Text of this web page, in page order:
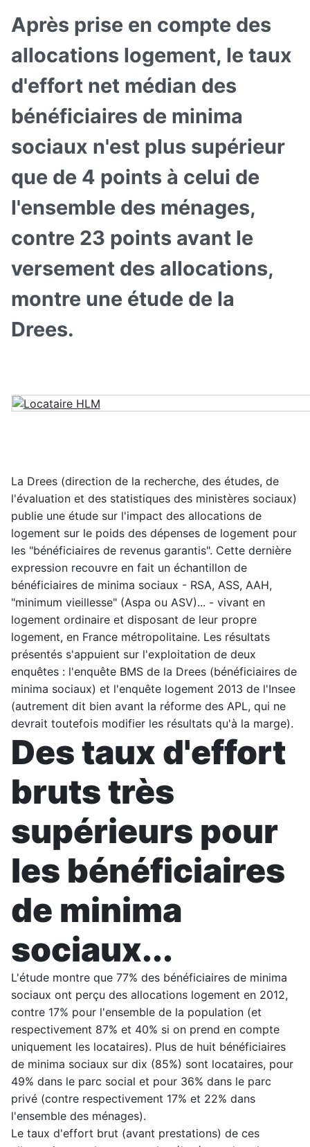
Après prise en compte des
allocations logement, le taux
d'effort net médian des
bénéficiaires de minima
sociaux n'est plus supérieur
que de 4 points à celui de
l'ensemble des ménages,
contre 23 points avant le
versement des allocations,
montre une étude de la
Drees.
La Drees (direction de la recherche, des études, de
l'évaluation et des statistiques des ministères sociaux)
publie une étude sur l'impact des allocations de
logement sur le poids des dépenses de logement pour
les "bénéficiaires de revenus garantis". Cette dernière
expression recouvre en fait un échantillon de
bénéficiaires de minima sociaux - RSA, ASS, AAH,
"minimum vieillesse" (Aspa ou ASV)... - vivant en
logement ordinaire et disposant de leur propre
logement, en France métropolitaine. Les résultats
présentés s'appuient sur l'exploitation de deux
enquêtes : l'enquête BMS de la Drees (bénéficiaires de
minima sociaux) et l'enquête logement 2013 de l'Insee
(autrement dit bien avant la réforme des APL, qui ne
devrait toutefois modifier les résultats qu'à la marge).
Des taux d'effort
bruts très
supérieurs pour
les bénéficiaires
de minima
sociaux...
L'étude montre que 77% des bénéficiaires de minima
sociaux ont perçu des allocations logement en 2012,
contre 17% pour l'ensemble de la population (et
respectivement 87% et 40% si on prend en compte
uniquement les locataires). Plus de huit bénéficiaires
de minima sociaux sur dix (85%) sont locataires, pour
49% dans le parc social et pour 36% dans le parc
privé (contre respectivement 17% et 22% dans
l'ensemble des ménages).
Le taux d'effort brut (avant prestations) de ces